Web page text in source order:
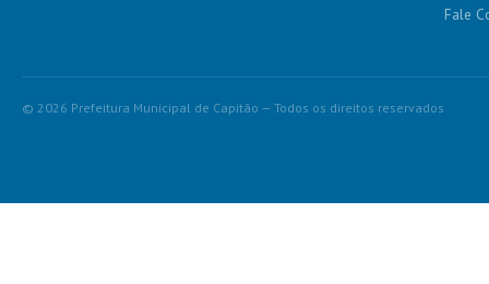
Fale
© 2026 Prefeitura Municipal de Capitão — Todos os direitos reservados